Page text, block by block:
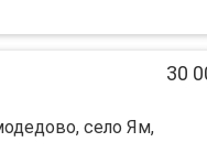
30
село Ям,